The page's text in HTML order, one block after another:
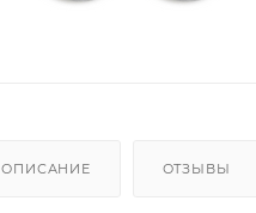
ОПИСАНИЕ ОТЗЫВЫ